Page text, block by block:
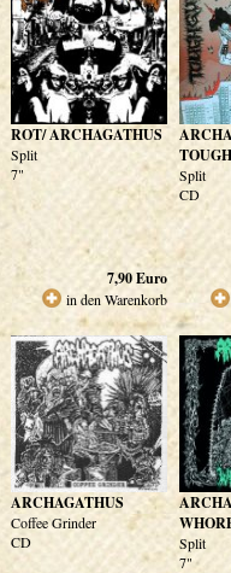
ROT/ ARCHAGATHUS
Split
7"
7,90Euro
in den Warenkorb
Split
CD
ARCHAGATHUS
Coffee Grinder
CD
Split
7"